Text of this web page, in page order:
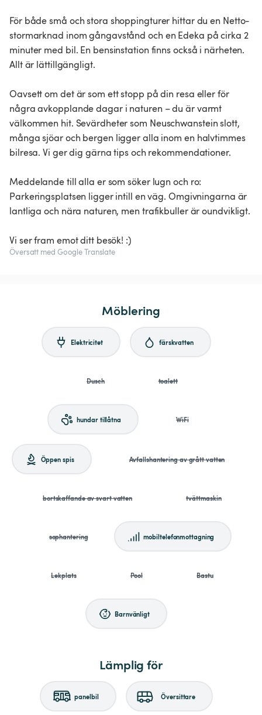
För både små och stora shoppingturer hittar du en Netto-
stormarknad inom gångavstånd och en Edeka på cirka 2
minuter med bil. En bensinstation finns också i närheten.
Allt är lättillgängligt.
Oavsett om det är som ett stopp på din resa eller för
några avkopplande dagar i naturen – du är varmt
välkommen hit. Sevärdheter som Neuschwanstein slott,
många sjöar och bergen ligger alla inom en halvtimmes
bilresa. Vi ger dig gärna tips och rekommendationer.
Meddelande till alla er som söker lugn och ro:
Parkeringsplatsen ligger intill en väg. Omgivningarna är
lantliga och nära naturen, men trafikbuller är oundvikligt.
Vi ser fram emot ditt besök! :)
Översatt med Google Translate
Möblering
Elektricitet färskvatten
Dusch toalett
hundar tillåtna WiFi
Öppen spis Avfallshantering av grått vatten
bortskaffande av svart vatten tvättmaskin
sophantering mobiltelefonmottagning
Lekplats Pool Bastu
Barnvänligt
Lämplig för
panelbil Översittare